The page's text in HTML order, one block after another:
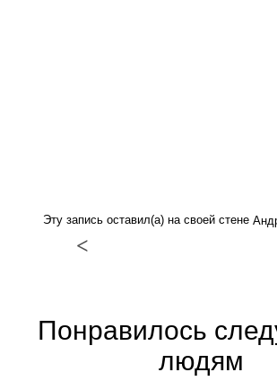
Эту запись оставил(а) на своей стене
<
Понравилось
людям